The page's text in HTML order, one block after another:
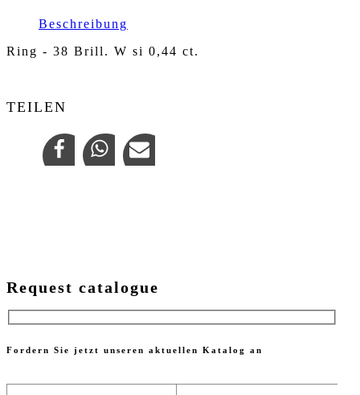
Beschreibung
Ring - 38 Brill. W si 0,44 ct.
TEILEN
Request catalogue
Fordern Sie jetzt unseren aktuellen Katalog an